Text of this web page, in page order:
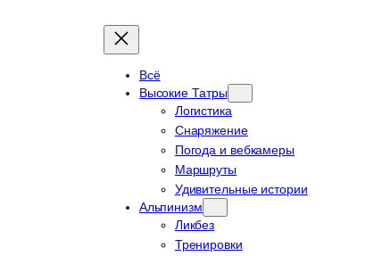
Всё
Высокие Татры
Логистика
Снаряжение
Погода и вебкамеры
Маршруты
Удивительные истории
Альпинизм
Ликбез
Тренировки